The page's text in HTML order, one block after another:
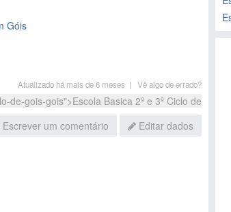
Góis
Atualizado há mais de 6 meses | Vê algo de errado?
Escrever um comentário Editar dados